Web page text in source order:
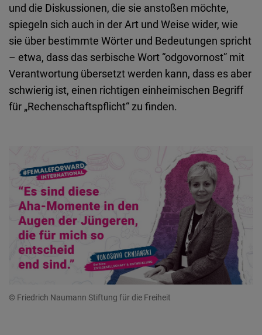
und die Diskussionen, die sie anstoßen möchte,
spiegeln sich auch in der Art und Weise wider, wie
sie über bestimmte Wörter und Bedeutungen spricht
– etwa, dass das serbische Wort “odgovornost” mit
Verantwortung übersetzt werden kann, dass es aber
schwierig ist, einen richtigen einheimischen Begriff
für „Rechenschaftspflicht“ zu finden.
© Friedrich Naumann Stiftung für die Freiheit